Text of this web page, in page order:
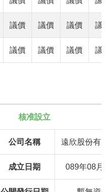
議價 議價 議價 議
議價 議價 議價 議
核准設立
公司名稱 遠欣股份有
成立日期 089年08月